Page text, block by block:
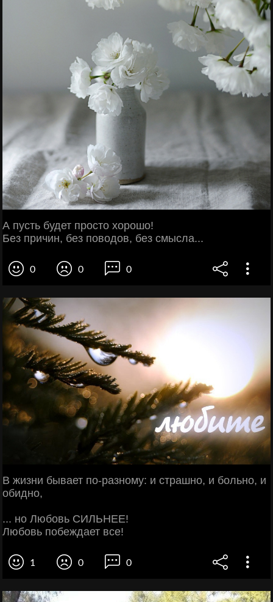
А пусть будет просто хорошо!
Без причин, без поводов, без смысла...
0 0 0
В жизни бывает по-разному: и страшно, и больно, и
обидно,
... но Любовь СИЛЬНЕЕ!
Любовь побеждает все!
1 0 0